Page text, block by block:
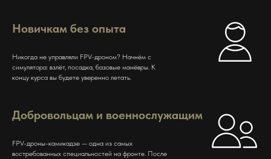
Новичкам без опыта
Никогда не управляли FPV-дроном? Начнём с
симулятора: взлёт, посадка, базовые манёвры. К
концу курса вы будете уверенно летать.
Добровольцам и военнослужащим
FPV-дроны-камикадзе — одна из самых
востребованных специальностей на фронте. После